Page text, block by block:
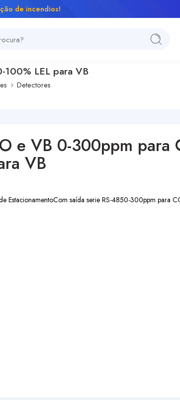
de incendios!
LEL para VB
Detectores
e VB 0-300ppm para
VB
EstacionamentoCom saída serie RS-4850-300ppm para